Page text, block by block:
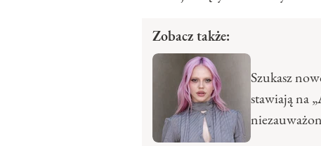
Zobacz także:
Szukasz
stawiają na